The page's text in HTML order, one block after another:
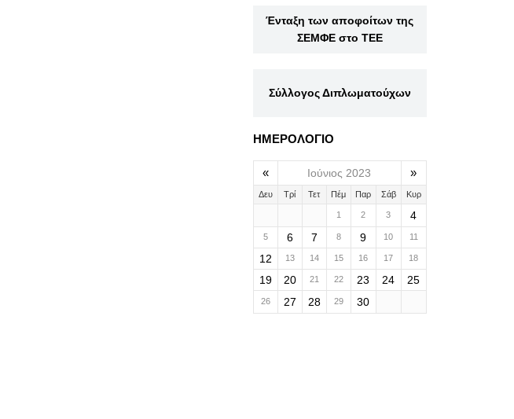
Ένταξη των αποφοίτων της
ΣΕΜΦΕ στο ΤΕΕ
Σύλλογος Διπλωματούχων
ΗΜΕΡΟΛΟΓΙΟ
« Ιούνιος 2023 »
Δευ Τρί Τετ Πέμ Παρ Σάβ Κυρ
1 2 3 4
5 6 7 8 9 10 11
12 13 14 15 16 17 18
19 20 21 22 23 24 25
26 27 28 29 30